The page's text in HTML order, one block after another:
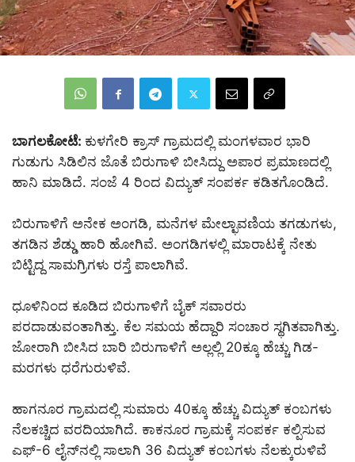
ಬಾಗಲಕೋಟೆ: ಕುಳಗೇರಿ ಕ್ರಾಸ್ ಗ್ರಾಮದಲ್ಲಿ ಮಂಗಳವಾರ ಭಾರಿ
ಗುಡುಗು ಸಿಡಿಲಿನ ಜೊತೆ ಬಿರುಗಾಳಿ ಬೀಸಿದ್ದು ಅಪಾರ ಪ್ರಮಾಣದಲ್ಲಿ
ಹಾನಿ ಮಾಡಿದೆ. ಸಂಜೆ 4 ರಿಂದ ವಿದ್ಯುತ್ ಸಂಪರ್ಕ ಕಡಿತಗೊಂಡಿದೆ.
ಬಿರುಗಾಳಿಗೆ ಅನೇಕ ಅಂಗಡಿ, ಮನೆಗಳ ಮೇಲ್ಛಾವಣಿಯ ತಗಡುಗಳು,
ತಗಡಿನ ಶೆಡ್ಡು ಹಾರಿ ಹೋಗಿವೆ. ಅಂಗಡಿಗಳಲ್ಲಿ ಮಾರಾಟಕ್ಕೆ ನೇತು
ಬಿಟ್ಟಿದ್ದ ಸಾಮಗ್ರಿಗಳು ರಸ್ತೆ ಪಾಲಾಗಿವೆ.
ಧೂಳಿನಿಂದ ಕೂಡಿದ ಬಿರುಗಾಳಿಗೆ ಬೈಕ್ ಸವಾರರು
ಪರದಾಡುವಂತಾಗಿತ್ತು. ಕೆಲ ಸಮಯ ಹೆದ್ದಾರಿ ಸಂಚಾರ ಸ್ಥಗಿತವಾಗಿತ್ತು.
ಜೋರಾಗಿ ಬೀಸಿದ ಬಾರಿ ಬಿರುಗಾಳಿಗೆ ಅಲ್ಲಲ್ಲಿ 20ಕ್ಕೂ ಹೆಚ್ಚು ಗಿಡ-
ಮರಗಳು ಧರೆಗುರುಳಿವೆ.
ಹಾಗನೂರ ಗ್ರಾಮದಲ್ಲಿ ಸುಮಾರು 40ಕ್ಕೂ ಹೆಚ್ಚು ವಿದ್ಯುತ್ ಕಂಬಗಳು
ನೆಲಕಚ್ಚಿದ ವರದಿಯಾಗಿದೆ. ಕಾಕನೂರ ಗ್ರಾಮಕ್ಕೆ ಸಂಪರ್ಕ ಕಲ್ಪಿಸುವ
ಎಫ್-6 ಲೈನ್‌ನಲ್ಲಿ ಸಾಲಾಗಿ 36 ವಿದ್ಯುತ್ ಕಂಬಗಳು ನೆಲಕ್ಕುರುಳಿವೆ